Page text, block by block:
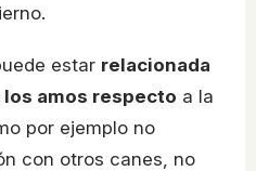
estar relacionada
amos respecto a la
por ejemplo no
con otros canes, no